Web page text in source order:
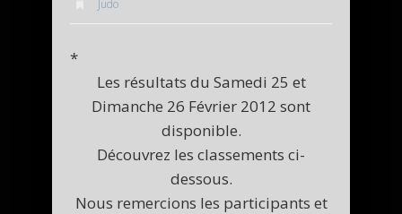
Judo
*
Les résultats du Samedi 25 et
Dimanche 26 Février 2012 sont
disponible.
Découvrez les classements ci-
dessous.
Nous remercions les participants et